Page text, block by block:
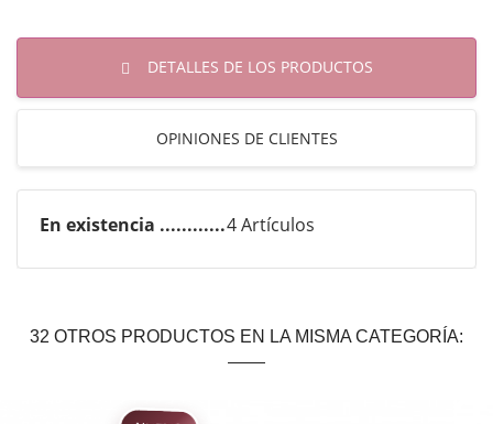
DETALLES DE LOS PRODUCTOS
OPINIONES DE CLIENTES
En existencia 4 Artículos
32 OTROS PRODUCTOS EN LA MISMA CATEGORÍA: